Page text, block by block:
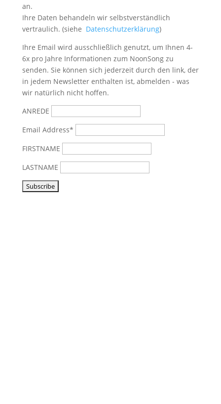
an.
Ihre Daten behandeln wir selbstverständlich
vertraulich. (siehe Datenschutzerklärung)
Ihre Email wird ausschließlich genutzt, um Ihnen 4-
6x pro Jahre Informationen zum NoonSong zu
senden. Sie können sich jederzeit durch den link, der
in jedem Newsletter enthalten ist, abmelden - was
wir natürlich nicht hoffen.
ANREDE
Email Address*
FIRSTNAME
LASTNAME